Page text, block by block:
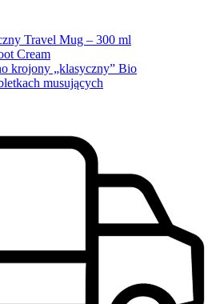
Travel Mug – 300 ml
Cream
krojony „klasyczny” Bio
musujących